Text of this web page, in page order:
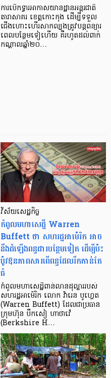
ការបើកទ្វារអាកាសយានដ្ឋានអន្តរជាតិ
តារាសាគរ ខេត្តកោះកុង ដើម្បីទទួល
ជើងហោះហើរសាកល្បងត្រូវបន្តពន្យារ
ពេលបន្ថែមទៀហើយ គឺរហូតដល់ពាក់
កណ្តាលឆ្នាំ២០…
វិស័យសេដ្ឋកិច្ច
កំពូលមហាសេដ្ឋី Warren
Buffett ថា សហរដ្ឋអាម៉េរិក អាច
នឹងដំឡើងពន្ធដារបន្ថែមទៀត ដើម្បីប៉ះ
ប៉ូវឱនភាពសារពើពន្ធដែលរីកកាន់តែ
ធំ
កំពូលមហាសេដ្ឋីពាន់លានដុល្លាររបស់
សហរដ្ឋអាម៉េរិក លោក វ៉ារេន បូហ្វេត
(Warren Buffett) ដែលជាប្រធាន
ក្រុមហ៊ុន បឺកសៀ ហាថាវ៉េ
(Berkshire H…